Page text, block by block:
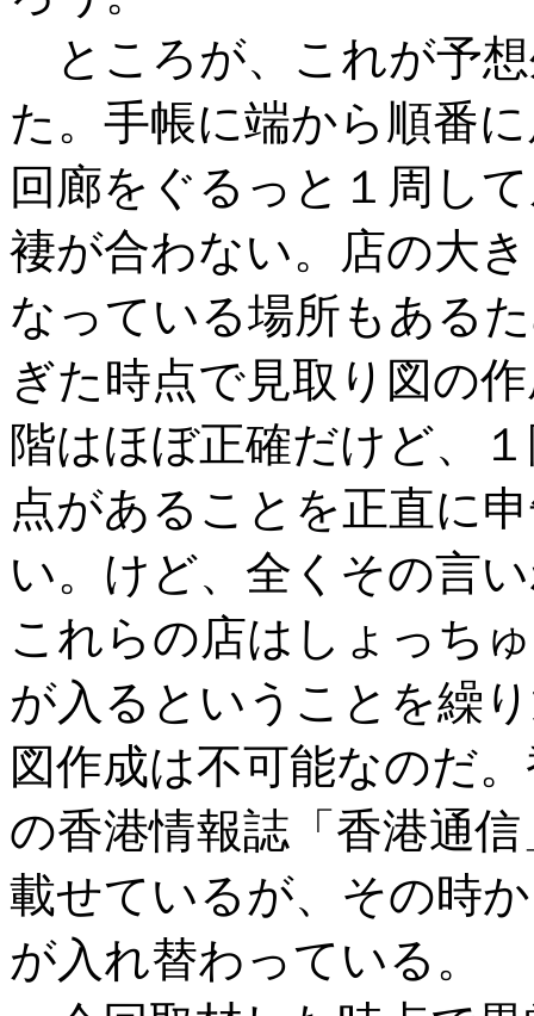
ところが、これが予
た。手帳に端から順番
回廊をぐるっと１周し
褄が合わない。店の大
なっている場所もある
ぎた時点で見取り図の
階はほぼ正確だけど、
点があることを正直に
い。けど、全くその言
これらの店はしょっち
が入るということを繰
図作成は不可能なのだ
の香港情報誌「香港通
載せているが、その時
が入れ替わっている。